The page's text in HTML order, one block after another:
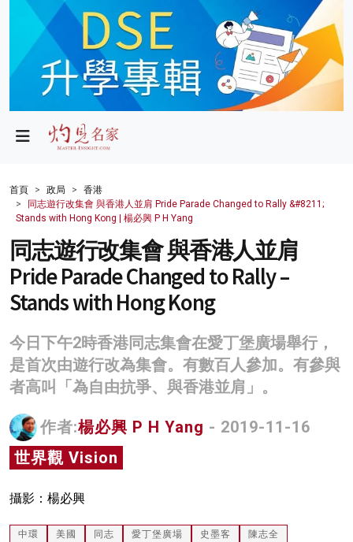
政局
財經
生活
健康
商業
科技
影片
名家榜
關於我們
首頁 政局
香港
同志遊行改集會 與香港人並肩 Pride Parade Changed to Rally &#8211;
Stands with Hong Kong | 楊必興 P H Yang
同志遊行改集會 與香港人並肩
Pride Parade Changed to Rally –
Stands with Hong Kong
今日下午2時香港同志集會在愛丁堡廣場舉行，
是首次由遊行改為集會。有數百人參加。有參與
者高叫「為自由抗爭、與香港並肩」。
作者:楊必興 P H Yang - 2019-11-16
世界觀 Vision
攝影：楊必興
中環 美國 同志 愛丁堡廣場 史墨客 陳志全